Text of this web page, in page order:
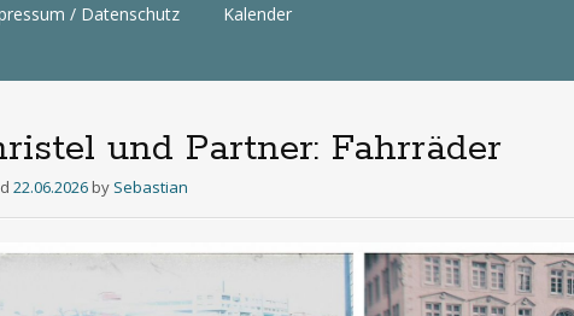
/ Datenschutz Kalender
und Partner: Fahrräder
22.06.2026 by Sebastian